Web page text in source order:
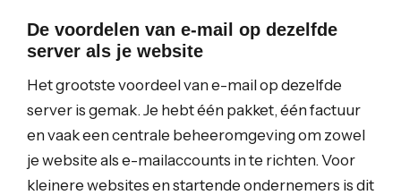
De voordelen van e-mail op dezelfde
server als je website
Het grootste voordeel van e-mail op dezelfde
server is gemak. Je hebt één pakket, één factuur
en vaak een centrale beheeromgeving om zowel
je website als e-mailaccounts in te richten. Voor
kleinere websites en startende ondernemers is dit